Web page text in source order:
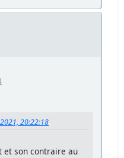
20:22:18
et son contraire au